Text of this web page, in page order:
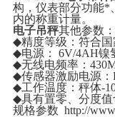
构，仪表部分功能*
内的称重计量。
电子吊秤其他参数：
◆精度等级：符合
◆电源： 6V/4AH镍
◆无线电频率：
◆传感器激励电源：
◆工作温度：秤体-
◆具有置零、分度
规格参数 http://